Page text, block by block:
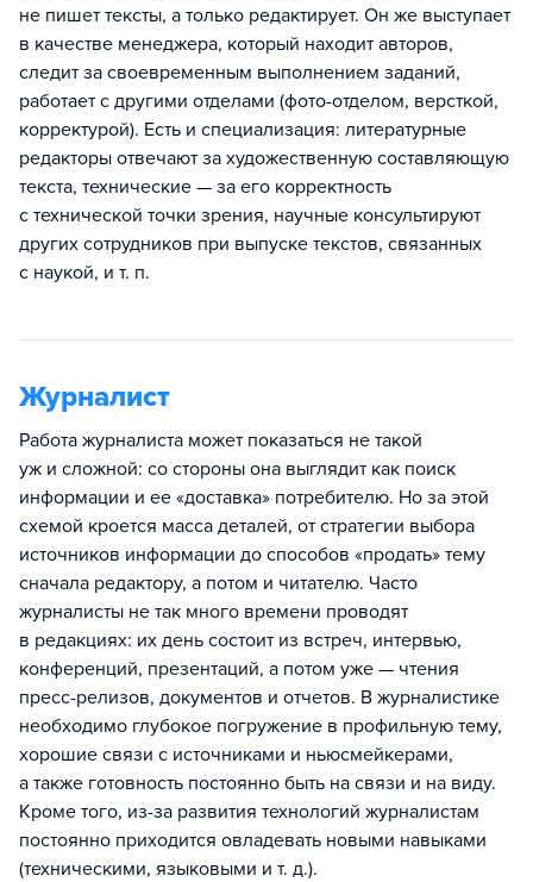
не пишет тексты, а только редактирует. Он же выступает
в качестве менеджера, который находит авторов,
следит за своевременным выполнением заданий,
работает с другими отделами (фото-отделом, версткой,
корректурой). Есть и специализация: литературные
редакторы отвечают за художественную составляющую
текста, технические — за его корректность
с технической точки зрения, научные консультируют
других сотрудников при выпуске текстов, связанных
с наукой, и т. п.
Журналист
Работа журналиста может показаться не такой
уж и сложной: со стороны она выглядит как поиск
информации и ее «доставка» потребителю. Но за этой
схемой кроется масса деталей, от стратегии выбора
источников информации до способов «продать» тему
сначала редактору, а потом и читателю. Часто
журналисты не так много времени проводят
в редакциях: их день состоит из встреч, интервью,
конференций, презентаций, а потом уже — чтения
пресс-релизов, документов и отчетов. В журналистике
необходимо глубокое погружение в профильную тему,
хорошие связи с источниками и ньюсмейкерами,
а также готовность постоянно быть на связи и на виду.
Кроме того, из-за развития технологий журналистам
постоянно приходится овладевать новыми навыками
(техническими, языковыми и т. д.).